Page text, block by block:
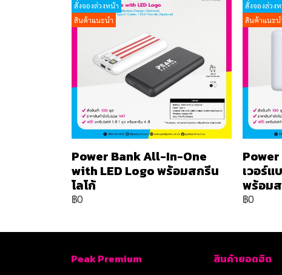
สั่งจองล่วงหน้า
สินค้าแนะนำ
Power Bank All-In-One
with LED Logo พร้อมสกรีน
โลโก้
฿0
สั่งจองล่วง
สินค้าแนะน
Power
เวอร์
พร้อม
฿0
Peak Premium สินค้ายอดฮิต